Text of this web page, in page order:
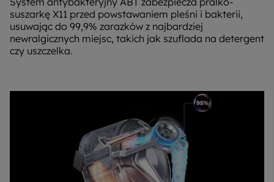
suszarkę X11 przed powstawaniem pleśni i bakterii,
usuwając do 99,9% zarazków z najbardziej
newralgicznych miejsc, takich jak szuflada na detergent
czy uszczelka.